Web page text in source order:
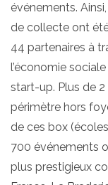
événements.
de collecte ont
44 partenaires à
l’économie
start-up. Plus de
périmètre hors
de ces box
700 événements
plus prestigieux